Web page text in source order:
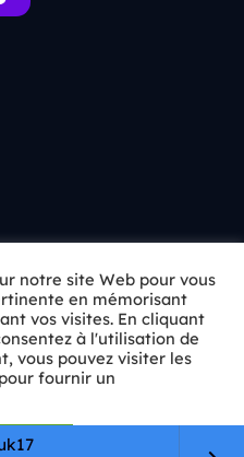
droits réservés.
notre site Web pour vous
en mémorisant
vos visites. En cliquant
à l'utilisation de
vous pouvez visiter les
fournir un